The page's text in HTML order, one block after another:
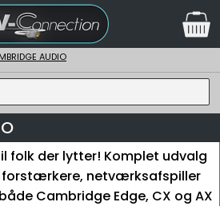
AUDIO
folk der lytter! Komplet udvalg
forstærkere, netværksafspiller
Cambridge Edge, CX og AX